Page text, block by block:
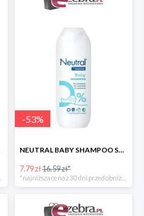
-53%
NEUTRAL BABY SHAMPOO SZAMPON DO WŁOSÓW DLA DZIECI
7.79 zł16.59 zł*